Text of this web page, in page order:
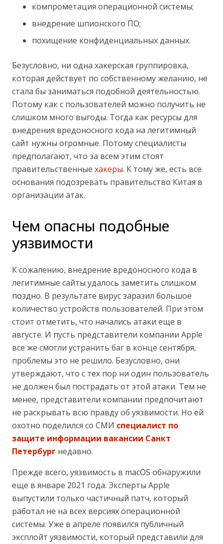
компрометация операционной системы;
внедрение шпионского ПО;
похищение конфиденциальных данных.
Безусловно, ни одна хакерская группировка,
которая действует по собственному желанию, не
стала бы заниматься подобной деятельностью.
Потому как с пользователей можно получить не
слишком много выгоды. Тогда как ресурсы для
внедрения вредоносного кода на легитимный
сайт нужны огромные. Потому специалисты
предполагают, что за всем этим стоят
правительственные хакеры. К тому же, есть все
основания подозревать правительство Китая в
организации атак.
Чем опасны подобные
уязвимости
К сожалению, внедрение вредоносного кода в
легитимные сайты удалось заметить слишком
поздно. В результате вирус заразил большое
количество устройств пользователей. При этом
стоит отметить, что начались атаки еще в
августе. И пусть представители компании Apple
все же смогли устранить баг в конце сентября,
проблемы это не решило. Безусловно, они
утверждают, что с тех пор ни один пользователь
не должен был пострадать от этой атаки. Тем не
менее, представители компании предпочитают
не раскрывать всю правду об уязвимости. Но ей
охотно поделился со СМИ специалист по
защите информации вакансии Санкт
Петербург недавно.
Прежде всего, уязвимость в macOS обнаружили
еще в январе 2021 года. Эксперты Apple
выпустили только частичный патч, который
работал не на всех версиях операционной
системы. Уже в апреле появился публичный
эксплойт уязвимости, который представили для